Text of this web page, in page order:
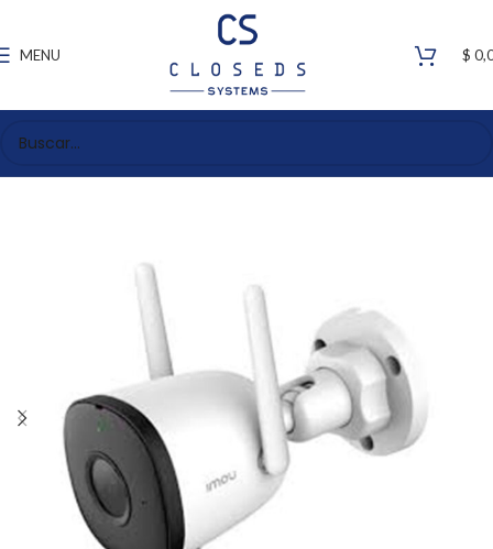
MENU $